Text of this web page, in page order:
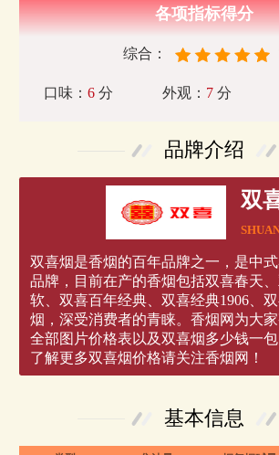
各项指标得分
综合：
口味： 6分 外观： 7 分
品牌介绍
双
双喜烟是香烟的百年品牌之一，是中
品牌，目前在产的香烟包括双喜春天
软、双喜百年经典、双喜经典1906、
烟，深受消费者的青睐。香烟网为大
全部图片价格表以及双喜烟多少钱一包
了解更多双喜烟价格请关注香烟网！
基本信息